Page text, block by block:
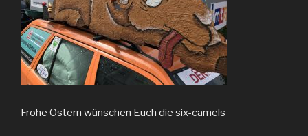
Frohe Ostern wünschen Euch die six-camels